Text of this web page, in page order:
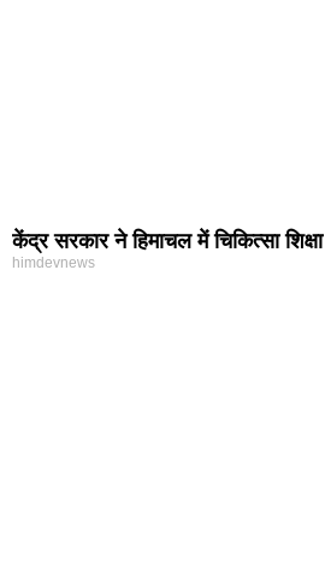
केंद्र सरकार ने हिमाचल में चिकित्सा
himdevnews